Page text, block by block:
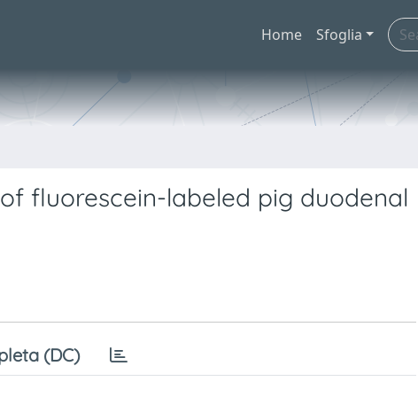
Home Sfoglia
fluorescein-labeled pig duodenal
(DC)